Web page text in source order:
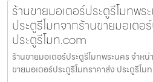
ร้านขายมอเตอร์ประตูรีโมทพร
ประตูรีโมทจากร้านขายมอเตอ
ประตูรีโมท.com
ร้านขายมอเตอร์ประตูรีโมทพระนคร จำห
ขายมอเตอร์ประตูรีโมทราคาส่ง ประตูรี